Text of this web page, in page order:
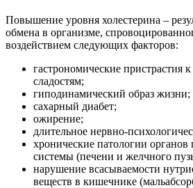
Повышение уровня холестерина –
обмена в организме,
воздействием следующих факторов:
гастрономические пристрастия
сладостям;
гиподинамический образ жизни;
сахарный диабет;
ожирение;
длительное нервно-
хронические патологии органов
системы (печени и желчного
нарушение всасываемости
веществ в кишечнике